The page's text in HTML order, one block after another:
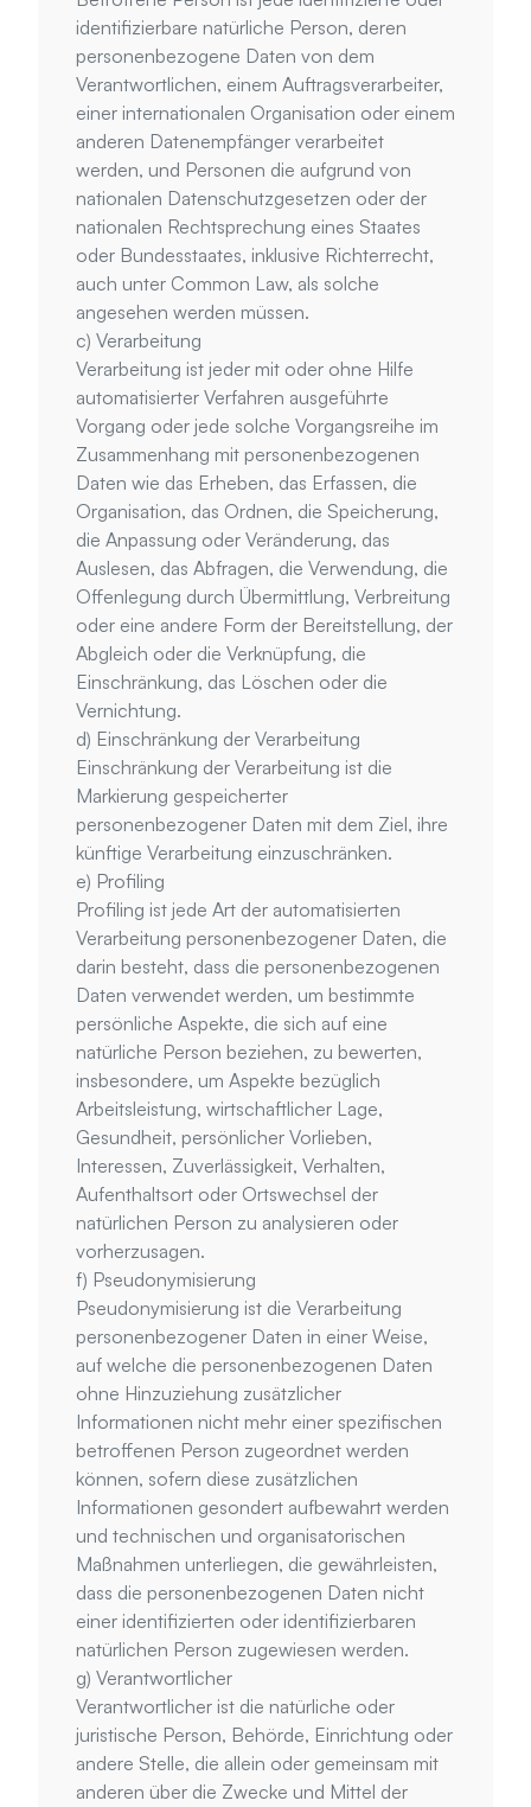
identifizierbare natürliche Person, deren
personenbezogene Daten von dem
Verantwortlichen, einem Auftragsverarbeiter,
einer internationalen Organisation oder einem
anderen Datenempfänger verarbeitet
werden, und Personen die aufgrund von
nationalen Datenschutzgesetzen oder der
nationalen Rechtsprechung eines Staates
oder Bundesstaates, inklusive Richterrecht,
auch unter Common Law, als solche
angesehen werden müssen.
c) Verarbeitung
Verarbeitung ist jeder mit oder ohne Hilfe
automatisierter Verfahren ausgeführte
Vorgang oder jede solche Vorgangsreihe im
Zusammenhang mit personenbezogenen
Daten wie das Erheben, das Erfassen, die
Organisation, das Ordnen, die Speicherung,
die Anpassung oder Veränderung, das
Auslesen, das Abfragen, die Verwendung, die
Offenlegung durch Übermittlung, Verbreitung
oder eine andere Form der Bereitstellung, der
Abgleich oder die Verknüpfung, die
Einschränkung, das Löschen oder die
Vernichtung.
d) Einschränkung der Verarbeitung
Einschränkung der Verarbeitung ist die
Markierung gespeicherter
personenbezogener Daten mit dem Ziel, ihre
künftige Verarbeitung einzuschränken.
e) Profiling
Profiling ist jede Art der automatisierten
Verarbeitung personenbezogener Daten, die
darin besteht, dass die personenbezogenen
Daten verwendet werden, um bestimmte
persönliche Aspekte, die sich auf eine
natürliche Person beziehen, zu bewerten,
insbesondere, um Aspekte bezüglich
Arbeitsleistung, wirtschaftlicher Lage,
Gesundheit, persönlicher Vorlieben,
Interessen, Zuverlässigkeit, Verhalten,
Aufenthaltsort oder Ortswechsel der
natürlichen Person zu analysieren oder
vorherzusagen.
f) Pseudonymisierung
Pseudonymisierung ist die Verarbeitung
personenbezogener Daten in einer Weise,
auf welche die personenbezogenen Daten
ohne Hinzuziehung zusätzlicher
Informationen nicht mehr einer spezifischen
betroffenen Person zugeordnet werden
können, sofern diese zusätzlichen
Informationen gesondert aufbewahrt werden
und technischen und organisatorischen
Maßnahmen unterliegen, die gewährleisten,
dass die personenbezogenen Daten nicht
einer identifizierten oder identifizierbaren
natürlichen Person zugewiesen werden.
g) Verantwortlicher
Verantwortlicher ist die natürliche oder
juristische Person, Behörde, Einrichtung oder
andere Stelle, die allein oder gemeinsam mit
anderen über die Zwecke und Mittel der